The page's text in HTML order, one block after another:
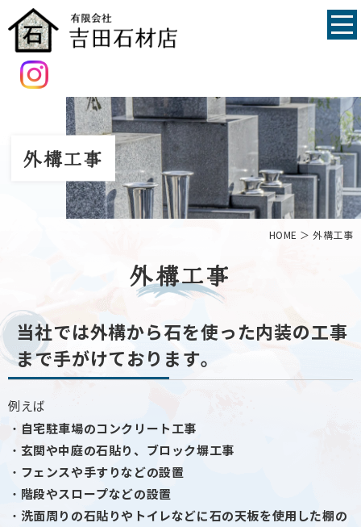
外構工事
HOME ＞ 外構工事
外構工事
当社では外構から石を使った内装の工事
まで手がけております。
例えば
・自宅駐車場のコンクリート工事
・玄関や中庭の石貼り、ブロック塀工事
・フェンスや手すりなどの設置
・階段やスロープなどの設置
・洗面周りの石貼りやトイレなどに石の天板を使用した棚の